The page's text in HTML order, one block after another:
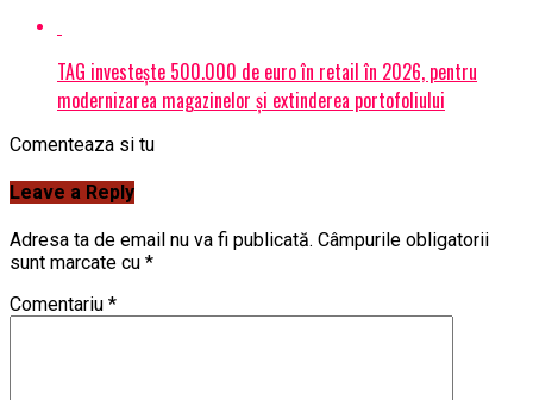
TAG investește 500.000 de euro în retail în 2026, pentru
modernizarea magazinelor și extinderea portofoliului
Comenteaza si tu
Leave a Reply
Adresa ta de email nu va fi publicată. Câmpurile obligatorii
sunt marcate cu *
Comentariu *